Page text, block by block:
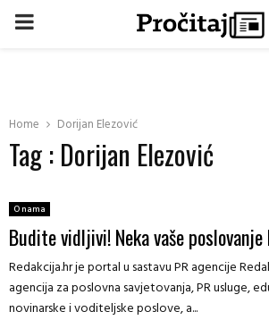
PRIMARY
Home Dorijan Elezović
Tag : Dorijan Elezović
O nama
Budite vidljivi! Neka vaše
Redakcija.hr je portal u sastavu PR agencije
agencija za poslovna savjetovanja, PR usluge,
novinarske i voditeljske poslove, a...